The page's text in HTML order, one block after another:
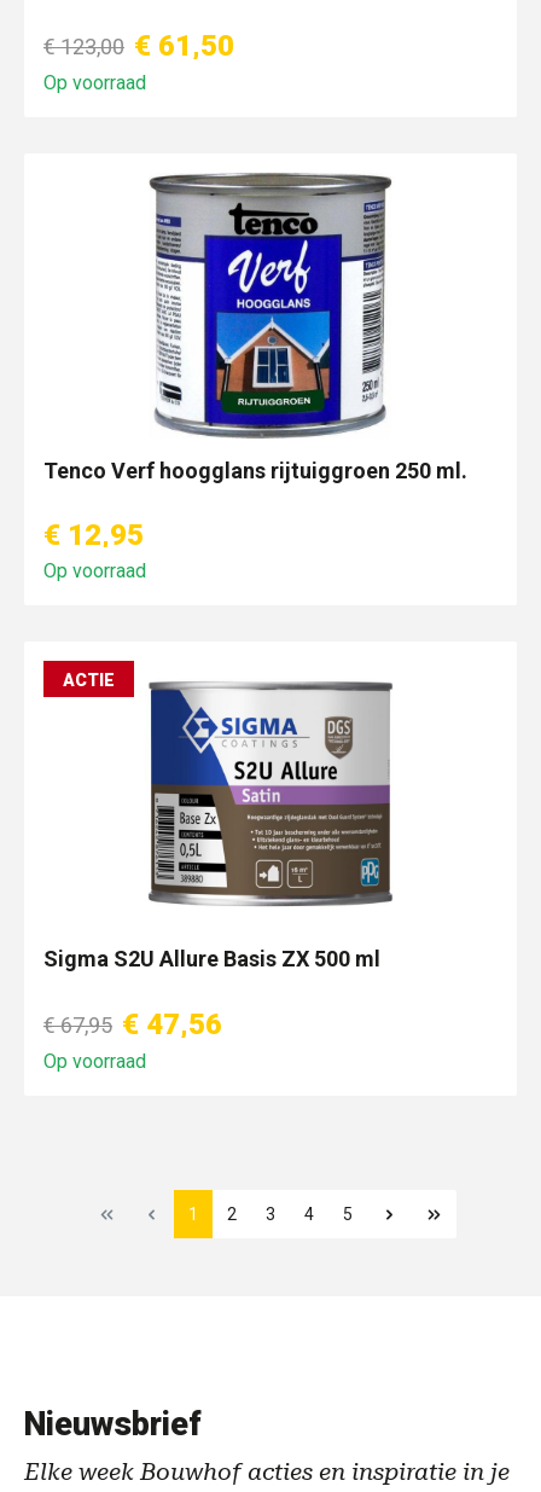
€ 123,00 € 61,50
Op voorraad
Tenco Verf hoogglans rijtuiggroen 250 ml.
€ 12,95
Op voorraad
ACTIE
Sigma S2U Allure Basis ZX 500 ml
€ 67,95 € 47,56
Op voorraad
1 2 3 4 5
Nieuwsbrief
Elke week Bouwhof acties en inspiratie in je